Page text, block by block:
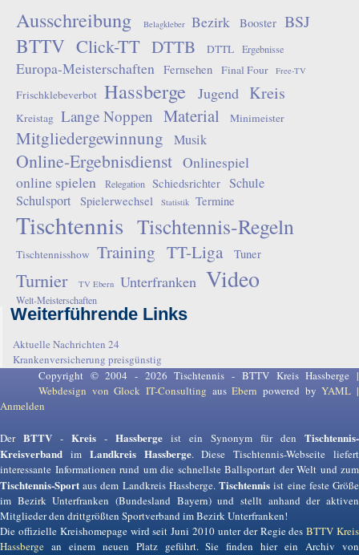
Ausschreibung Belagkleber Bezirk Booster BSJ
BTTV Click-TT DTTB DTTL Ergebnisse
Europa-Meisterschaften Fernsehen Final Four Free-TV
Frischklebeverbot Hassberge Jugend Kreis
Kreistag Lange Noppen Material Minimeister
Mitgliedergewinnung Musik
Online-Ergebnisdienst Onlinespiel
online spielen
Relegation Schiedsrichter Schule
Schulsport
Spielerwechsel Statistik Termine
Tischtennis Tischtennis-Regeln
Tischtennisshow Training TT-Liga Tuner
Turnier TV Ebern Unterfranken Video
Welt-Meisterschaften
Weiterführende Links
Aktuelle Nachrichten 24
Krankenversicherung preisgünstig
Copyright © 2004 - 2026 Tischtennis - BTTV Kreis Hassberge |
Webdesign von Glock IT-Consulting ausEbern powered byYAML |
Anmelden
Der BTTV - Kreis - Hassberge ist ein Synonym für den Tischtennis-
Kreisverband im Landkreis Hassberge. Diese Tischtennis-Webseite liefert
interessante Informationen rund um die schnellste Ballsportart der Welt und zum
Tischtennis-Sport aus dem Landkreis Hassberge.Tischtennis ist eine feste Größe
im Bezirk Unterfranken (Bundesland Bayern) und stellt anhand der aktiven
Mitglieder den drittgrößten Sportverband im Bezirk Unterfranken!
Die offizielle Kreishomepage wird seit Juni 2010 unter der Regie desBTTV Kreis
Hassberge an einem neuen Platz geführt. Sie finden hier ein Archiv von